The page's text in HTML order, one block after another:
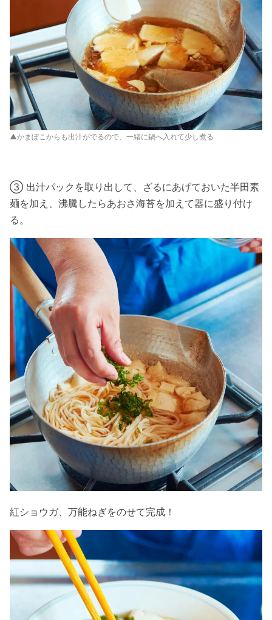
▲かまぼこからも出汁がでるので、一緒に鍋へ入れて少し煮る
③ 出汁パックを取り出して、ざるにあげておいた半田素
麺を加え、沸騰したらあおさ海苔を加えて器に盛り付け
る。
紅ショウガ、万能ねぎをのせて完成！